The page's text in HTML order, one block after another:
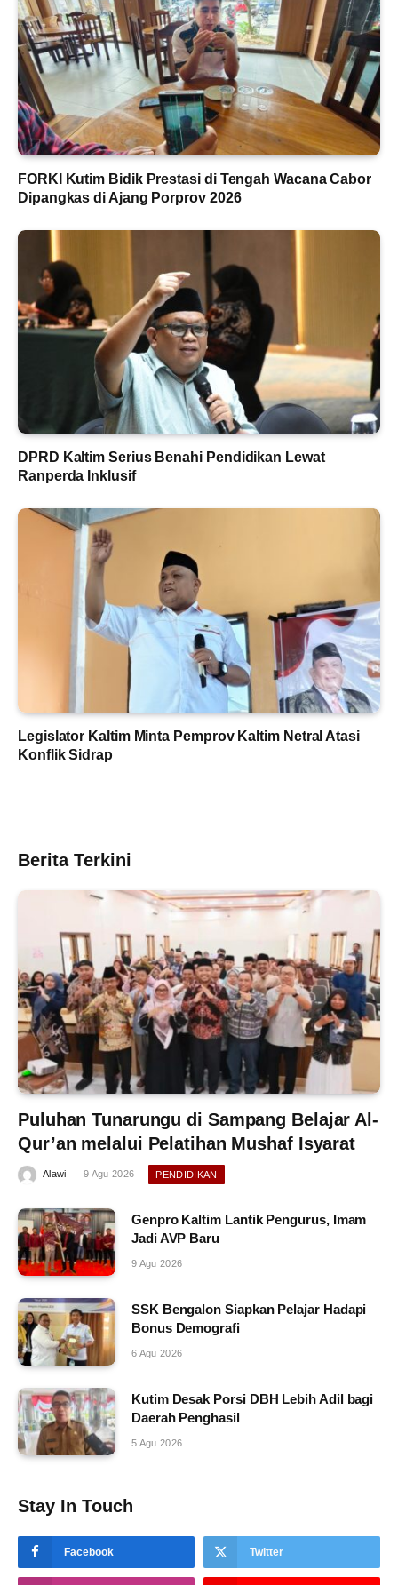
FORKI Kutim Bidik Prestasi di Tengah Wacana Cabor
Dipangkas di Ajang Porprov 2026
DPRD Kaltim Serius Benahi Pendidikan Lewat
Ranperda Inklusif
Legislator Kaltim Minta Pemprov Kaltim Netral Atasi
Konflik Sidrap
Berita Terkini
Puluhan Tunarungu di Sampang Belajar Al-
Qur’an melalui Pelatihan Mushaf Isyarat
Alawi 9 Agu 2026 PENDIDIKAN
Genpro Kaltim Lantik Pengurus, Imam
Jadi AVP Baru
9 Agu 2026
SSK Bengalon Siapkan Pelajar Hadapi
Bonus Demografi
6 Agu 2026
Kutim Desak Porsi DBH Lebih Adil bagi
Daerah Penghasil
5 Agu 2026
Stay In Touch
Facebook Twitter